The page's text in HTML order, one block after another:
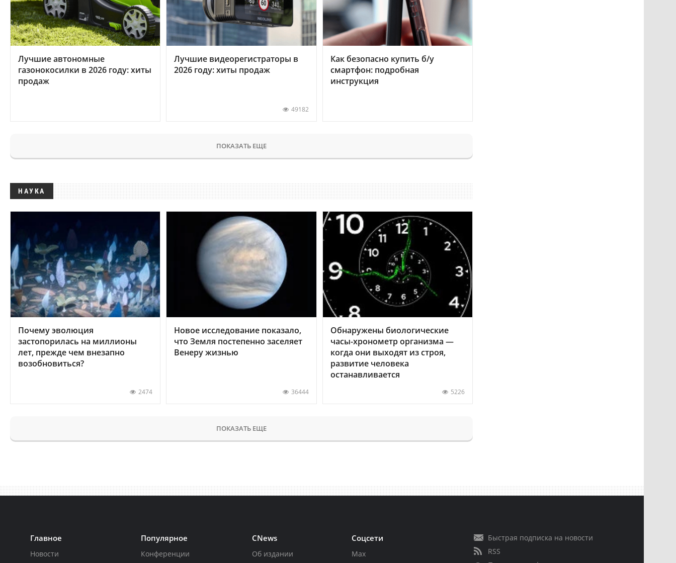
Лучшие автономные
газонокосилки в 2026 году: хиты
продаж
Лучшие видеорегистраторы в
2026 году: хиты продаж
49182
Как безопасно купить б/у
смартфон: подробная
инструкция
ПОКАЗАТЬ ЕЩЕ
НАУКА
Почему эволюция
застопорилась на миллионы
лет, прежде чем внезапно
возобновиться?
2474
Новое исследование показало,
что Земля постепенно заселяет
Венеру жизнью
36444
Обнаружены биологические
часы-хронометр организма —
когда они выходят из строя,
развитие человека
останавливается
5226
ПОКАЗАТЬ ЕЩЕ
Главное
Новости
Популярное
Конференции
CNews
Об издании
Соцсети
Max
Быстрая подписка на новости
RSS